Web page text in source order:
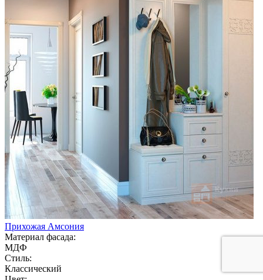
Прихожая Амсония
Материал фасада:
МДФ
Стиль:
Классический